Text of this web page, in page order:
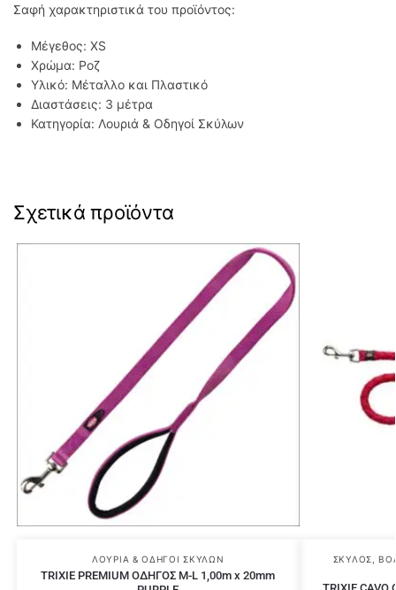
Σαφή χαρακτηριστικά του προϊόντος:
Μέγεθος: XS
Χρώμα: Ροζ
Υλικό: Μέταλλο και Πλαστικό
Διαστάσεις: 3 μέτρα
Κατηγορία: Λουριά & Οδηγοί Σκύλων
Σχετικά προϊόντα
ΛΟΥΡΙΆ & ΟΔΗΓΟΊ ΣΚΎΛΩΝ
TRIXIE PREMIUM ΟΔΗΓΟΣ M-L 1,00m x 20mm
ΣΚΎΛΟΣ